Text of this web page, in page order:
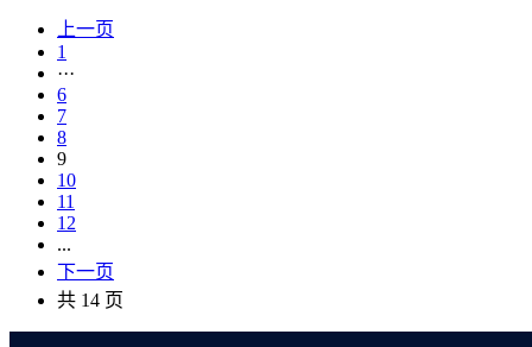
上一页
1
···
6
7
8
9
10
11
12
...
下一页
共 14 页